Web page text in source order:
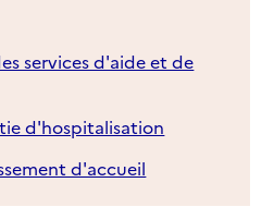
services d'aide et de
d'hospitalisation
d'accueil